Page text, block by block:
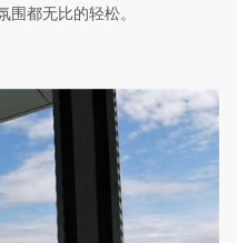
围都无比的轻松。